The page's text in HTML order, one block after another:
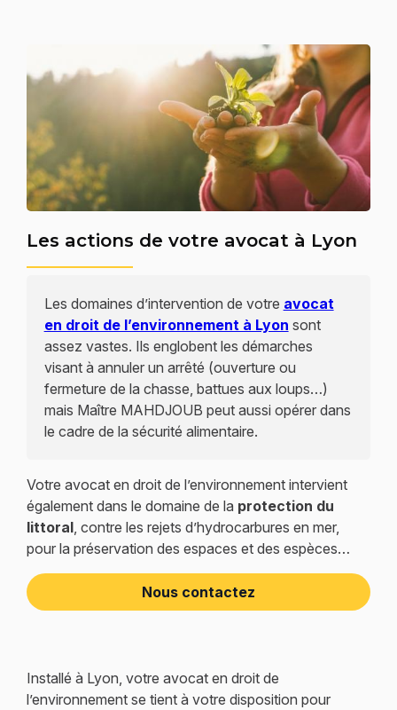
Les actions de votre avocat à Lyon
Les domaines d’intervention de votre avocat
en droit de l’environnement à Lyon sont
assez vastes. Ils englobent les démarches
visant à annuler un arrêté (ouverture ou
fermeture de la chasse, battues aux loups…)
mais Maître MAHDJOUB peut aussi opérer dans
le cadre de la sécurité alimentaire.
Votre avocat en droit de l’environnement intervient
également dans le domaine de la protection du
littoral, contre les rejets d’hydrocarbures en mer,
pour la préservation des espaces et des espèces…
Nous contactez
Installé à Lyon, votre avocat en droit de
l’environnement se tient à votre disposition pour